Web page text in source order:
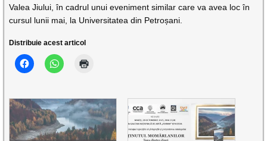
Valea Jiului, în cadrul unui eveniment similar care va avea loc în
cursul lunii mai, la Universitatea din Petroșani.
Distribuie acest articol